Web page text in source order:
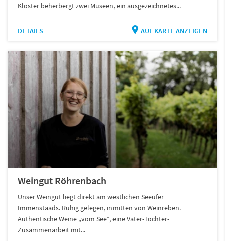
Kloster beherbergt zwei Museen, ein ausgezeichnetes...
DETAILS AUF KARTE ANZEIGEN
Weingut Röhrenbach
Unser Weingut liegt direkt am westlichen Seeufer
Immenstaads. Ruhig gelegen, inmitten von Weinreben.
Authentische Weine „vom See“, eine Vater-Tochter-
Zusammenarbeit mit...